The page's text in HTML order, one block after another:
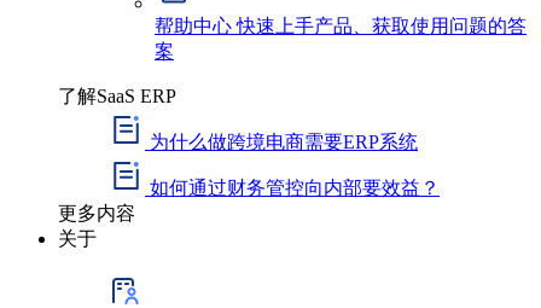
帮助中心快速上手产品、获取使用问题的答
案
了解SaaS ERP
为什么做跨境电商需要ERP系统
如何通过财务管控向内部要效益？
更多内容
关于